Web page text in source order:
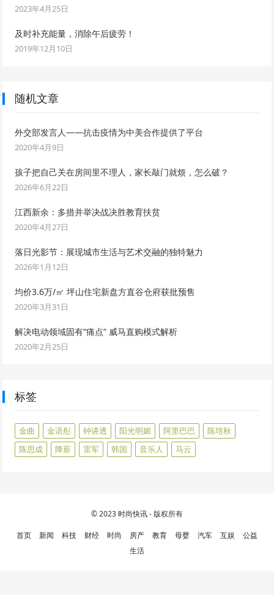
2023年4月25日
及时补充能量，消除午后疲劳！
2019年12月10日
随机文章
外交部发言人——抗击疫情为中美合作提供了平台
2020年4月9日
孩子把自己关在房间里不理人，家长敲门就烦，怎么破？
2026年6月22日
江西新余：多措并举决战决胜教育扶贫
2020年4月27日
落日光影节：展现城市生活与艺术交融的独特魅力
2026年1月12日
均价3.6万/㎡ 坪山住宅新盘方直谷仓府获批预售
2020年3月31日
解决电动领域固有“痛点” 威马直购模式解析
2020年2月25日
标签
金曲 金语彤 钟讲透 阳光明媚 阿里巴巴
陈培秋
陈思成
降薪 雷军 韩国 音乐人 马云
© 2023时尚快讯- 版权所有
首页 新闻 科技 财经 时尚 房产 教育 母婴 汽车 互娱
公益
生活